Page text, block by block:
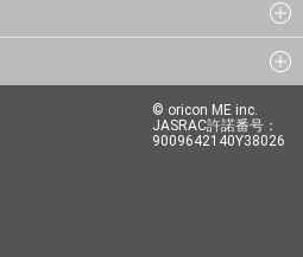
© oricon ME inc.
JASRAC許諾番号：
9009642140Y38026